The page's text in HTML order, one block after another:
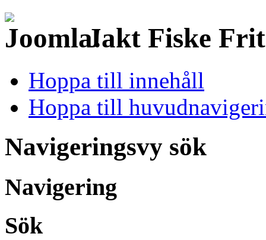
Jakt Fiske
Hoppa till innehåll
Hoppa till
Navigeringsvy sök
Navigering
Sök